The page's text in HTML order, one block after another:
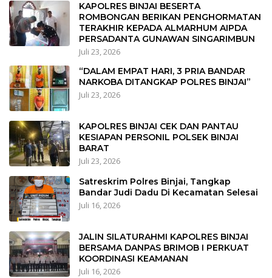
KAPOLRES BINJAI BESERTA
ROMBONGAN BERIKAN PENGHORMATAN
TERAKHIR KEPADA ALMARHUM AIPDA
PERSADANTA GUNAWAN SINGARIMBUN
Juli 23, 2026
“DALAM EMPAT HARI, 3 PRIA BANDAR
NARKOBA DITANGKAP POLRES BINJAI”
Juli 23, 2026
KAPOLRES BINJAI CEK DAN PANTAU
KESIAPAN PERSONIL POLSEK BINJAI
BARAT
Juli 23, 2026
Satreskrim Polres Binjai, Tangkap
Bandar Judi Dadu Di Kecamatan Selesai
Juli 16, 2026
JALIN SILATURAHMI KAPOLRES BINJAI
BERSAMA DANPAS BRIMOB I PERKUAT
KOORDINASI KEAMANAN
Juli 16, 2026